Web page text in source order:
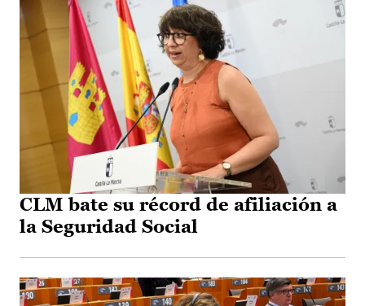
CLM bate su récord de afiliación a
la Seguridad Social